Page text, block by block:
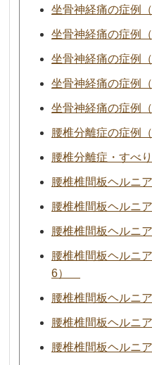
坐骨神経痛の症例（
坐骨神経痛の症例（
坐骨神経痛の症例（
坐骨神経痛の症例（
坐骨神経痛の症例（
腰椎分離症の症例（
腰椎分離症・すべ
腰椎椎間板ヘルニ
腰椎椎間板ヘルニ
腰椎椎間板ヘルニ
腰椎椎間板ヘルニ
6）
腰椎椎間板ヘルニ
腰椎椎間板ヘルニ
腰椎椎間板ヘルニ